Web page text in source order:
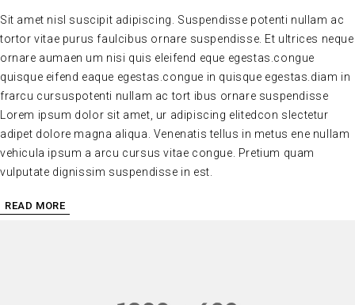
Sit amet nisl suscipit adipiscing. Suspendisse potenti nullam ac
tortor vitae purus faulcibus ornare suspendisse. Et ultrices neque
ornare aumaen um nisi quis eleifend eque egestas.congue
quisque eifend eaque egestas.congue in quisque egestas.diam in
frarcu cursuspotenti nullam ac tort ibus ornare suspendisse
Lorem ipsum dolor sit amet, ur adipiscing elitedcon slectetur
adipet dolore magna aliqua. Venenatis tellus in metus ene nullam
vehicula ipsum a arcu cursus vitae congue. Pretium quam
vulputate dignissim suspendisse in est.
READ MORE